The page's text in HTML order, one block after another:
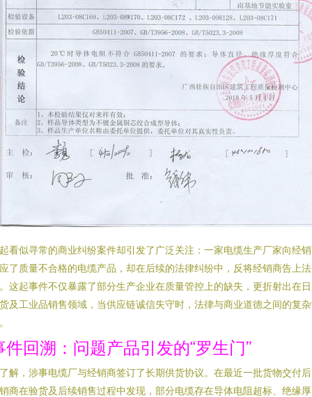
看似寻常的商业纠纷案件却引发了广泛关注：一家电缆生产厂家向经
了质量不合格的电缆产品，却在后续的法律纠纷中，反将经销商告上法
这起事件不仅暴露了部分生产企业在质量管控上的缺失，更折射出在
及工业品销售领域，当供应链诚信失守时，法律与商业道德之间的复
件回溯：问题产品引发的“罗生门”
解，涉事电缆厂与经销商签订了长期供货协议。在最近一批货物交付
商在验货及后续销售过程中发现，部分电缆存在导体电阻超标、绝缘